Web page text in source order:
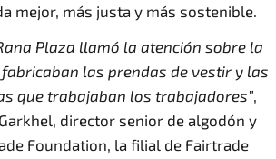
mejor, más justa y más sostenible.
Plaza llamó la atención sobre la
las prendas de vestir y las
que trabajaban los trabajadores”,
director senior de algodón y
Foundation, la filial de Fairtrade